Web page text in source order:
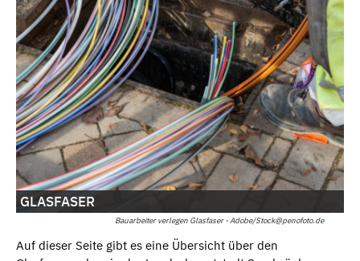
Bauarbeiter verlegen Glasfaser - Adobe/Stock@penofoto.de
GLASFASER
Auf dieser Seite gibt es eine Übersicht über den